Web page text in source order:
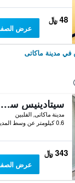
48 ﷼
عرض
مدينة ماكاتى
سيتادينيس سالسيدو ماكاتي
مدينة ماكاتى, الفلبين
0.6 كيلومتر عن وسط المدينة
343 ﷼
عرض